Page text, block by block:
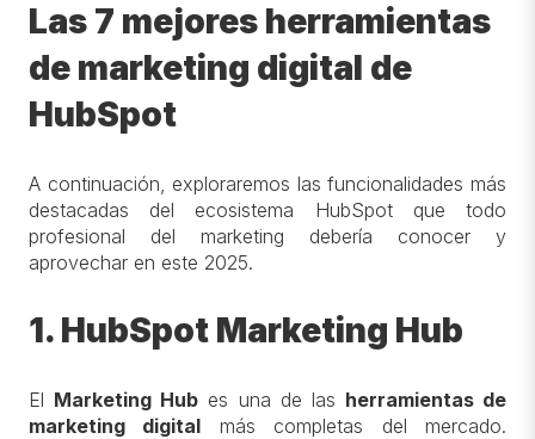
Las 7 mejores herramientas
de marketing digital de
HubSpot
A continuación, exploraremos las funcionalidades más
destacadas del ecosistema HubSpot que todo
profesional del marketing debería conocer y
aprovechar en este 2025.
1. HubSpot Marketing Hub
El Marketing Hub es una de las herramientas de
marketing digital más completas del mercado.